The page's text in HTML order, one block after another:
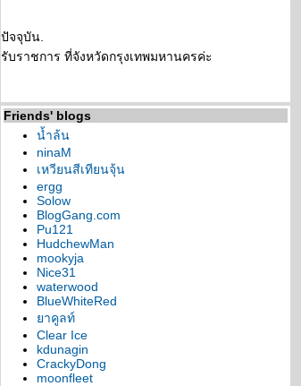
ปัจจุบัน.
รับราชการ ที่จังหวัดกรุงเทพมหานครค่ะ
Friends' blogs
น้ำล้น
ninaM
เหวียนสีเทียนจุ้น
ergg
Solow
BlogGang.com
Pu121
HudchewMan
mookyja
Nice31
waterwood
BlueWhiteRed
าคูลท์
Clear Ice
kdunagin
CrackyDong
moonfleet